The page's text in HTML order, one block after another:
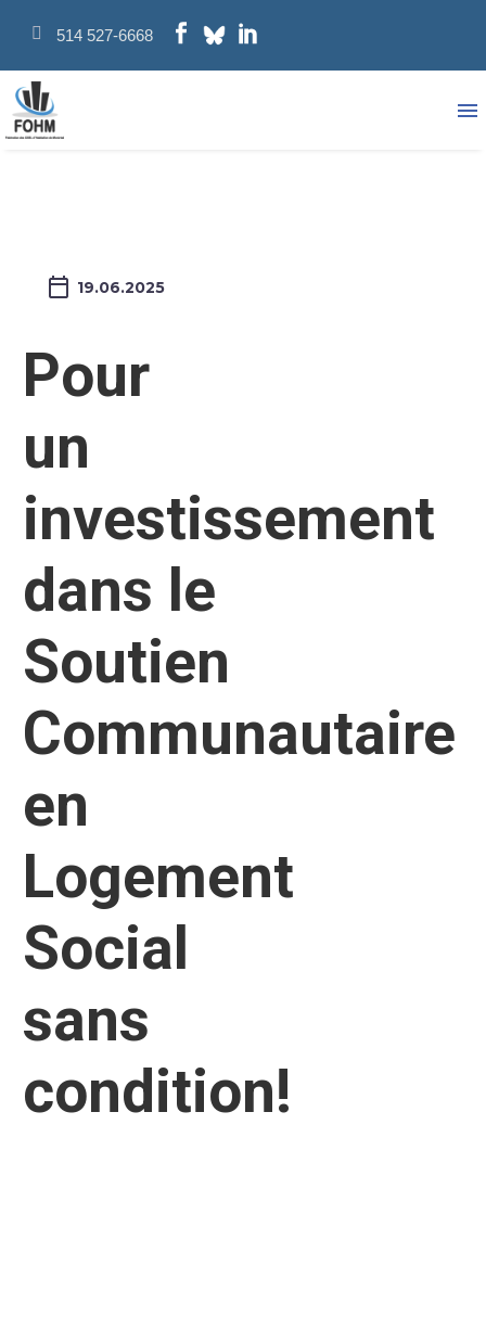
514 527-6668
19.06.2025
Pour
un
investissement
dans le
Soutien
Communautaire
en
Logement
Social
sans
condition!